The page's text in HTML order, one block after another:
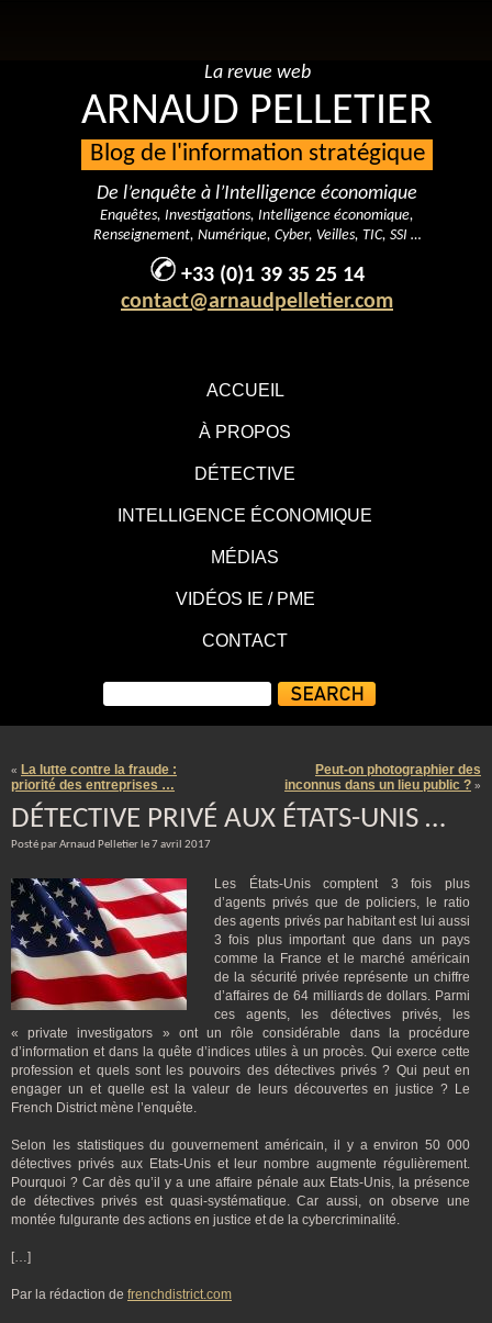
ACCUEIL
À PROPOS
DÉTECTIVE
INTELLIGENCE ÉCONOMIQUE
MÉDIAS
VIDÉOS IE / PME
CONTACT
La revue web
ARNAUD PELLETIER
Blog de l'information stratégique
De l’enquête à l’Intelligence économique
Enquêtes, Investigations, Intelligence économique,
Renseignement, Numérique, Cyber, Veilles, TIC, SSI …
+33 (0)1 39 35 25 14
contact@arnaudpelletier.com
« La lutte contre la fraude :
priorité des entreprises …
Peut-on photographier des
inconnus dans un lieu public ? »
DÉTECTIVE PRIVÉ AUX ÉTATS-UNIS …
Posté par Arnaud Pelletier le 7 avril 2017
Les États-Unis comptent 3 fois plus
d’agents privés que de policiers, le ratio
des agents privés par habitant est lui aussi
3 fois plus important que dans un pays
comme la France et le marché américain
de la sécurité privée représente un chiffre
d’affaires de 64 milliards de dollars. Parmi
ces agents, les détectives privés, les
« private investigators » ont un rôle considérable dans la procédure
d’information et dans la quête d’indices utiles à un procès. Qui exerce cette
profession et quels sont les pouvoirs des détectives privés ? Qui peut en
engager un et quelle est la valeur de leurs découvertes en justice ? Le
French District mène l’enquête.
Selon les statistiques du gouvernement américain, il y a environ 50 000
détectives privés aux Etats-Unis et leur nombre augmente régulièrement.
Pourquoi ? Car dès qu’il y a une affaire pénale aux Etats-Unis, la présence
de détectives privés est quasi-systématique. Car aussi, on observe une
montée fulgurante des actions en justice et de la cybercriminalité.
[…]
Par la rédaction de frenchdistrict.com